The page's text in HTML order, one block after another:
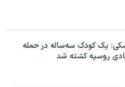
یک کودک سه‌ساله در حمله
روسیه کشته شد